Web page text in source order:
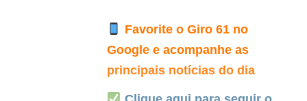
Favorite o Giro 61 no
Google e acompanhe as
principais notícias do dia